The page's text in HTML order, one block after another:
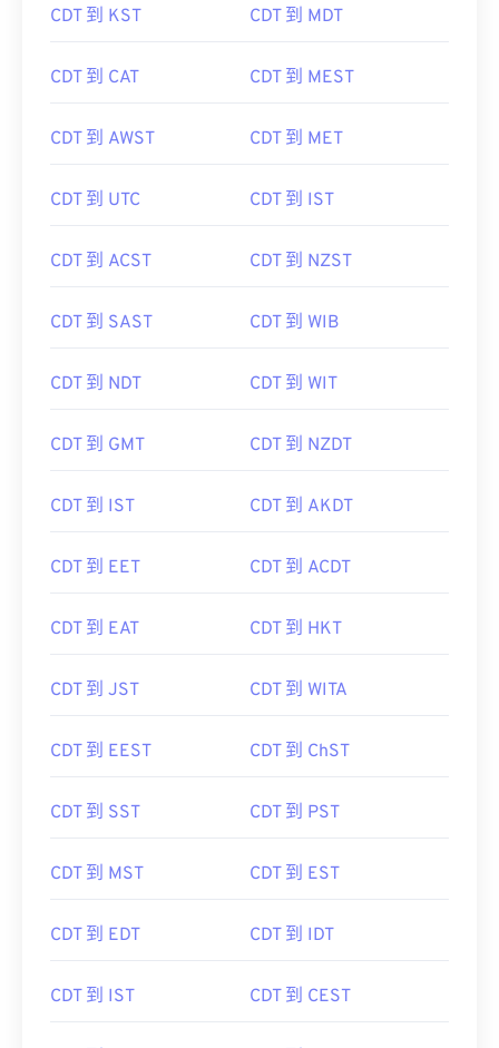
CDT 到 KST CDT 到 MDT
CDT 到 CAT CDT 到 MEST
CDT 到 AWST CDT 到 MET
CDT 到 UTC CDT 到 IST
CDT 到 ACST CDT 到 NZST
CDT 到 SAST CDT 到 WIB
CDT 到 NDT CDT 到 WIT
CDT 到 GMT CDT 到 NZDT
CDT 到 IST CDT 到 AKDT
CDT 到 EET CDT 到 ACDT
CDT 到 EAT CDT 到 HKT
CDT 到 JST CDT 到 WITA
CDT 到 EEST CDT 到 ChST
CDT 到 SST CDT 到 PST
CDT 到 MST CDT 到 EST
CDT 到 EDT CDT 到 IDT
CDT 到 IST CDT 到 CEST